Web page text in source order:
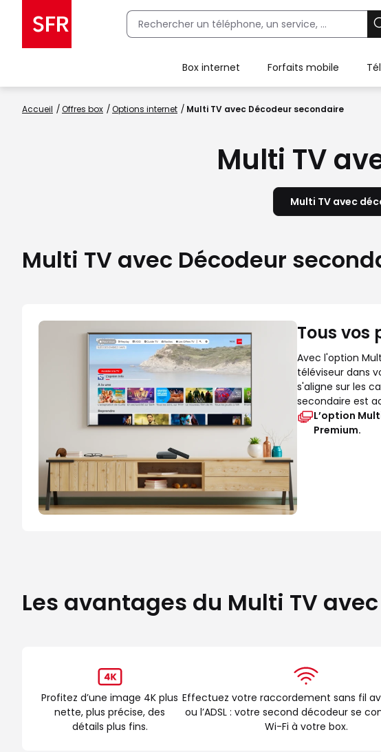
Box internet Forfaits mobile
Accueil Offres box Options internet Multi TV avec Décodeur secondaire
Multi TV
Multi TV avec
Multi TV avec Décodeur
Tous vos
Avec l'option
téléviseur dans
s'aligne sur les
secondaire est
L’option
Premium.
Les avantages du Multi TV
Profitez d’une image 4K plus
nette, plus précise, des
détails plus fins.
Effectuez votre raccordement sans fil
ou l’ADSL : votre second décodeur se
Wi-Fi à votre box.